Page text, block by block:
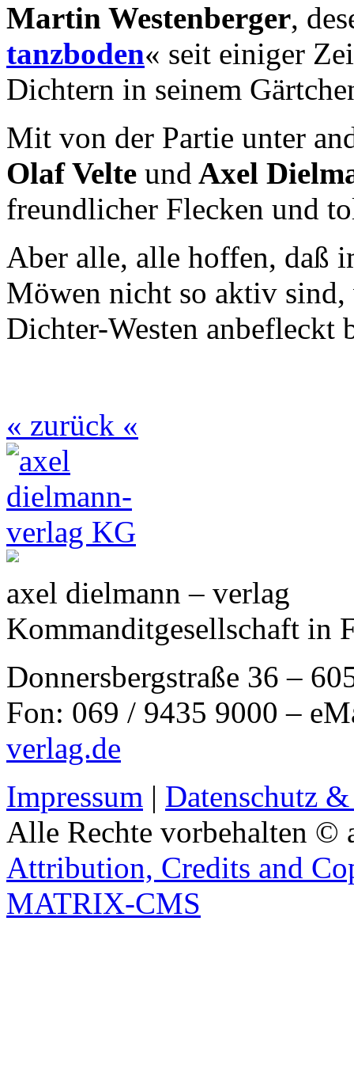
Martin Westenberger,
tanzboden« seit einiger
Dichtern in seinem
Mit von der Partie unter
Olaf Velte und Axel
freundlicher Flecken und
Aber alle, alle hoffen, daß
Möwen nicht so aktiv
Dichter-Westen anbefleckt
« zurück «
axel dielmann – verlag
Kommanditgesellschaft in
Donnersbergstraße 36 –
Fon: 069 / 9435 9000 –
verlag.de
Impressum | Datenschutz
Alle Rechte vorbehalten ©
Attribution, Credits and
MATRIX-CMS